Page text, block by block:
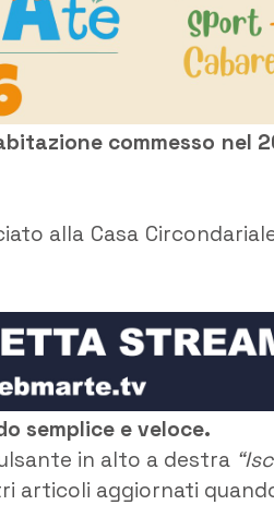
commesso nel
alla Casa Circondariale
semplice e veloce.
in alto a destra
articoli aggiornati